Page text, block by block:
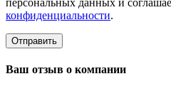
персональных данных и
конфиденциальности.
Отправить
Ваш отзыв о компании